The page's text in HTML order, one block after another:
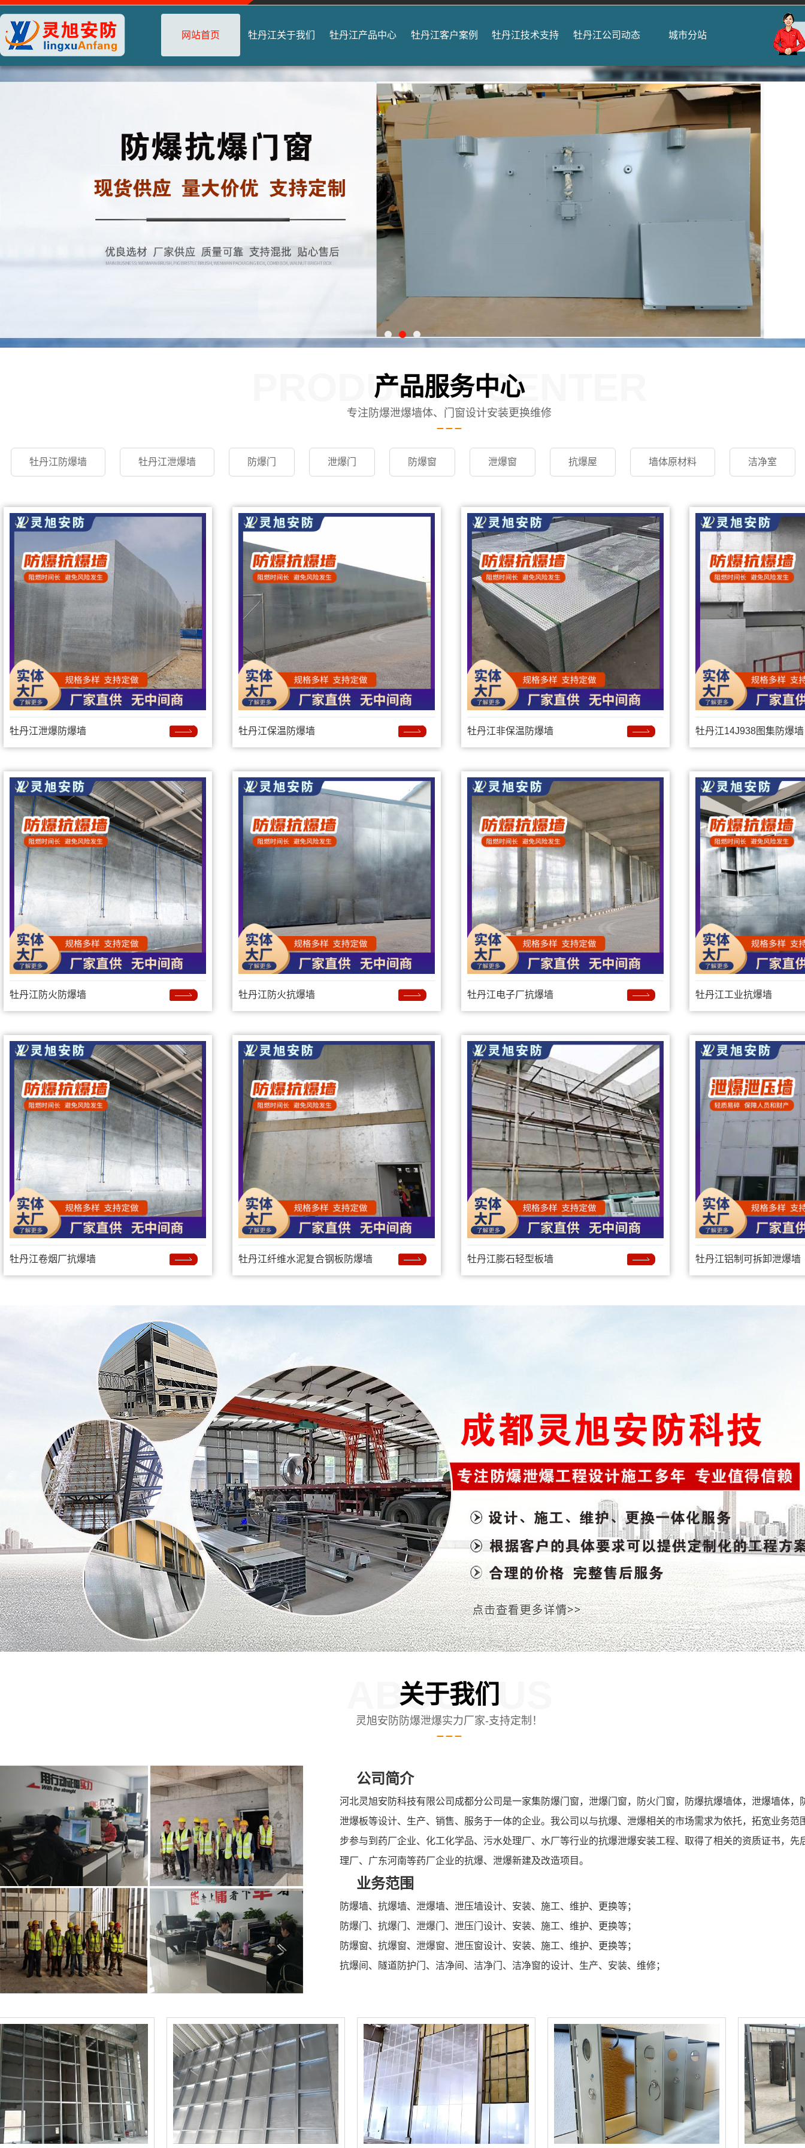
网站首页 牡丹江关于我们 牡丹江产品中心 牡丹江客户案例 牡丹江技术支持 牡丹江公司动态 城市分站
产品服务中心
PRODUCTS CENTER
专注防爆泄爆墙体、门窗设计安装更换维修
牡丹江防爆墙 牡丹江泄爆墙 防爆门 泄爆门 防爆窗 泄爆窗 抗爆屋 墙体原材料 洁净室
牡丹江泄爆防爆墙 牡丹江保温防爆墙 牡丹江非保温防爆墙 牡丹江14J938图集防爆墙
牡丹江防火防爆墙 牡丹江防火抗爆墙 牡丹江电子厂抗爆墙 牡丹江工业抗爆墙
牡丹江卷烟厂抗爆墙 牡丹江纤维水泥复合钢板防爆墙 牡丹江膨石轻型板墙 牡丹江铝制可拆卸泄爆墙
关于我们
ABOUT US
灵旭安防防爆泄爆实力厂家-支持定制！
公司简介
河北灵旭安防科技有限公司成都分公司是一家集防爆门窗，泄爆门窗，防火门窗，防爆抗爆墙体，泄爆墙体，
泄爆板等设计、生产、销售、服务于一体的企业。我公司以与抗爆、泄爆相关的市场需求为依托，拓宽业务范
步参与到药厂企业、化工化学品、污水处理厂、水厂等行业的抗爆泄爆安装工程、取得了相关的资质证书，先
理厂、广东河南等药厂企业的抗爆、泄爆新建及改造项目。
业务范围
防爆墙、抗爆墙、泄爆墙、泄压墙设计、安装、施工、维护、更换等；
防爆门、抗爆门、泄爆门、泄压门设计、安装、施工、维护、更换等；
防爆窗、抗爆窗、泄爆窗、泄压窗设计、安装、施工、维护、更换等；
抗爆间、隧道防护门、洁净间、洁净门、洁净窗的设计、生产、安装、维修；